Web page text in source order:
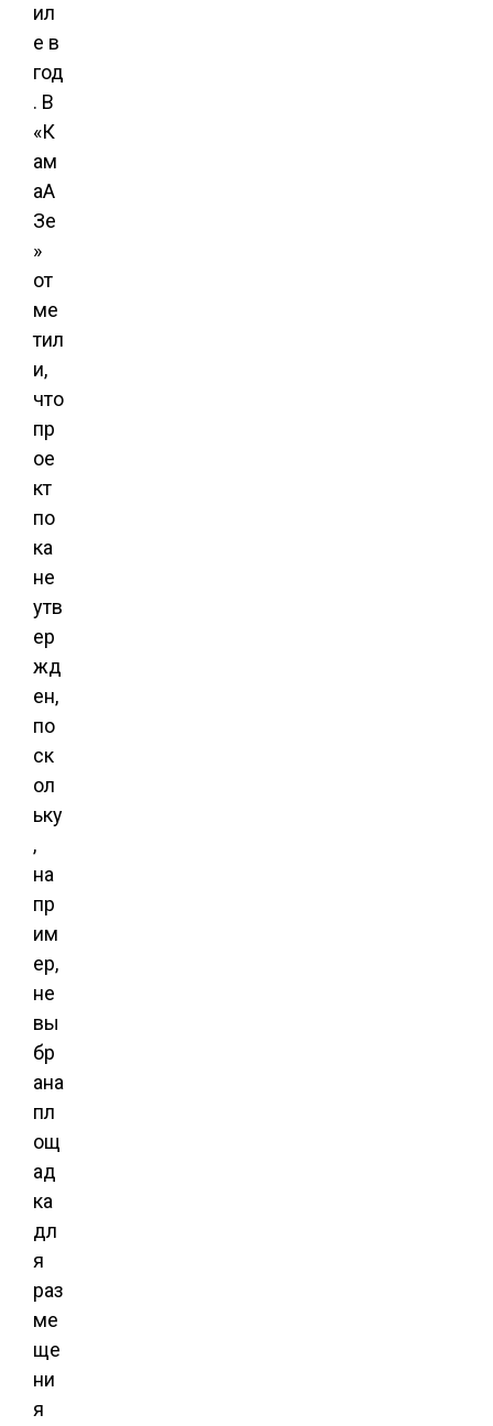
ил
е в
год
. В
«К
ам
аА
Зе
»
от
ме
тил
и,
что
пр
ое
кт
по
ка
не
утв
ер
жд
ен,
по
ск
ол
ьку
,
на
пр
им
ер,
не
вы
бр
ана
пл
ощ
ад
ка
дл
я
раз
ме
ще
ни
я